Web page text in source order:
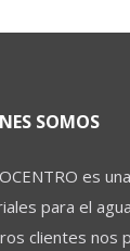
SOMOS
es
para el
clientes nos